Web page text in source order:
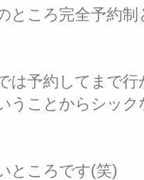
ところ完全予約
は予約してまで
うことからシッ
ところです(笑)